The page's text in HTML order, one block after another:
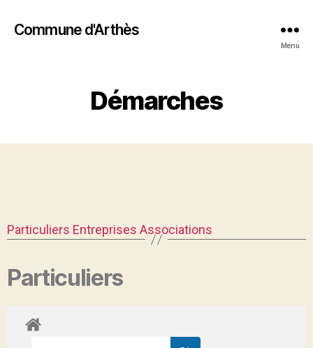
Commune d'Arthès
Menu
Démarches
Particuliers Entreprises Associations
Particuliers